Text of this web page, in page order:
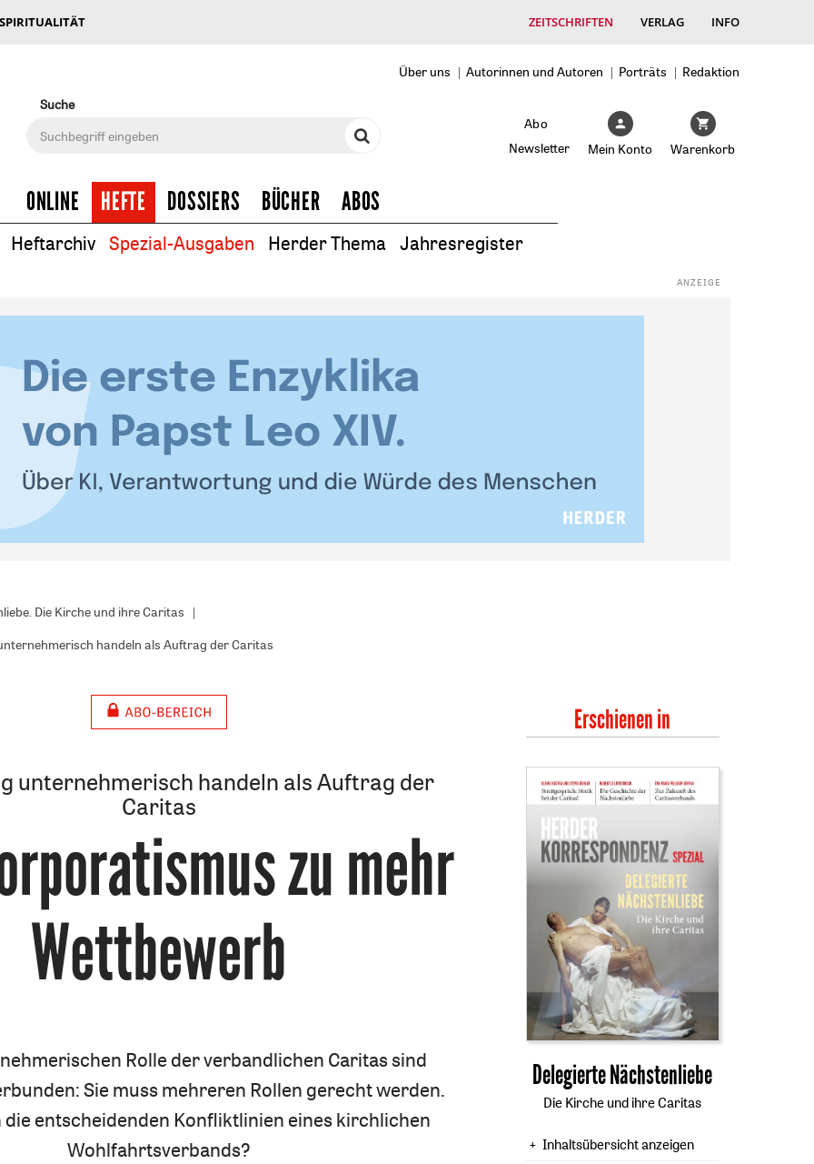
ZEITSCHRIFTEN VERLAG INFO
Über uns Autorinnen und Autoren Porträts
Redaktion
Suche
Abo
Newsletter
Mein Konto Warenkorb
ONLINE HEFTE DOSSIERS BÜCHER ABOS
Heftarchiv Spezial-Ausgaben Herder Thema Jahresregister
Die Kirche und ihre Caritas
handeln als Auftrag der Caritas
unternehmerisch handeln als Auftrag der
Caritas
:
zu mehr
Wettbewerb
Rolle der verbandlichen Caritas sind
Sie muss mehreren Rollen gerecht werden.
die entscheidenden Konfliktlinien eines kirchlichen
Wohlfahrtsverbands?
Erschienen in
Delegierte Nächstenliebe
Die Kirche und ihre Caritas
Inhaltsübersicht anzeigen